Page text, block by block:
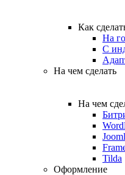
Как
На
С
На чем сделать
На чем
Tilda
Оформление